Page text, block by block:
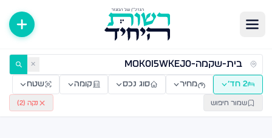
דירות למכירה ולהשכרה — רשות היחיד ✕
2 חד׳ מחיר סוג נכס קומה שטח
שמור חיפוש נקה (2
)